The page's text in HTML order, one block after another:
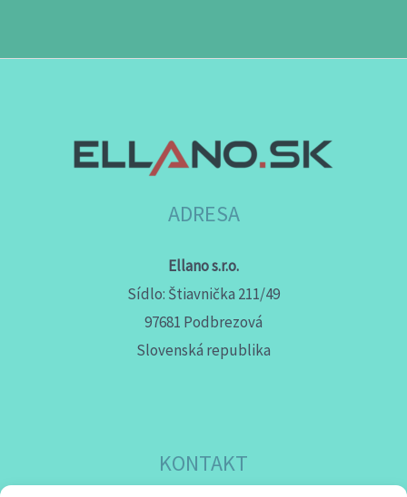
ADRESA
Ellano s.r.o.
Sídlo: Štiavnička 211/49
97681 Podbrezová
Slovenská republika
KONTAKT